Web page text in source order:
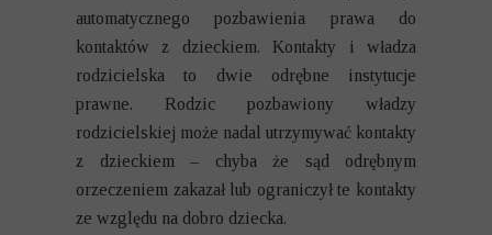
automatycznego pozbawienia prawa do
kontaktów z dzieckiem. Kontakty i władza
rodzicielska to dwie odrębne instytucje
prawne. Rodzic pozbawiony władzy
rodzicielskiej może nadal utrzymywać kontakty
z dzieckiem – chyba że sąd odrębnym
orzeczeniem zakazał lub ograniczył te kontakty
ze względu na dobro dziecka.